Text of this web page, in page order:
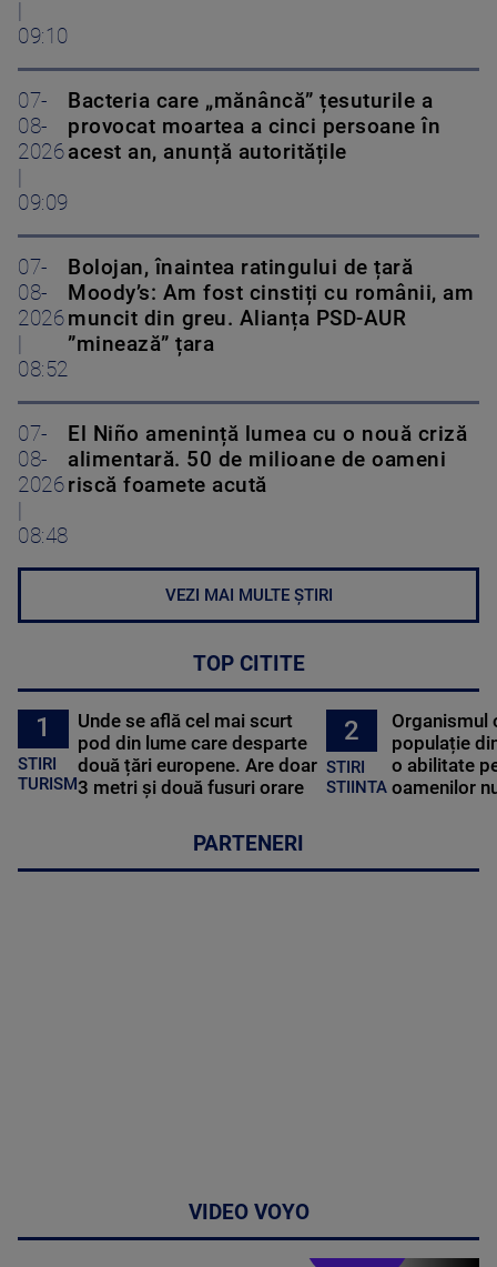
09:10
07-
08-
2026
09:09
Bacteria care „mănâncă” țesuturile a
provocat moartea a cinci persoane în
acest an, anunță autoritățile
07-
08-
2026
08:52
Bolojan, înaintea ratingului de țară
Moody’s: Am fost cinstiți cu românii, am
muncit din greu. Alianța PSD-AUR
”minează” țara
07-
08-
2026
08:48
El Niño amenință lumea cu o nouă criză
alimentară. 50 de milioane de oameni
riscă foamete acută
VEZI MAI MULTE ȘTIRI
TOP CITITE
1
STIRI
TURISM
Unde se află cel mai scurt
pod din lume care desparte
două țări europene. Are doar
3 metri și două fusuri orare
2
STIRI
STIINTA
Organismul
populație
o abilitate
oamenilor
PARTENERI
VIDEO VOYO